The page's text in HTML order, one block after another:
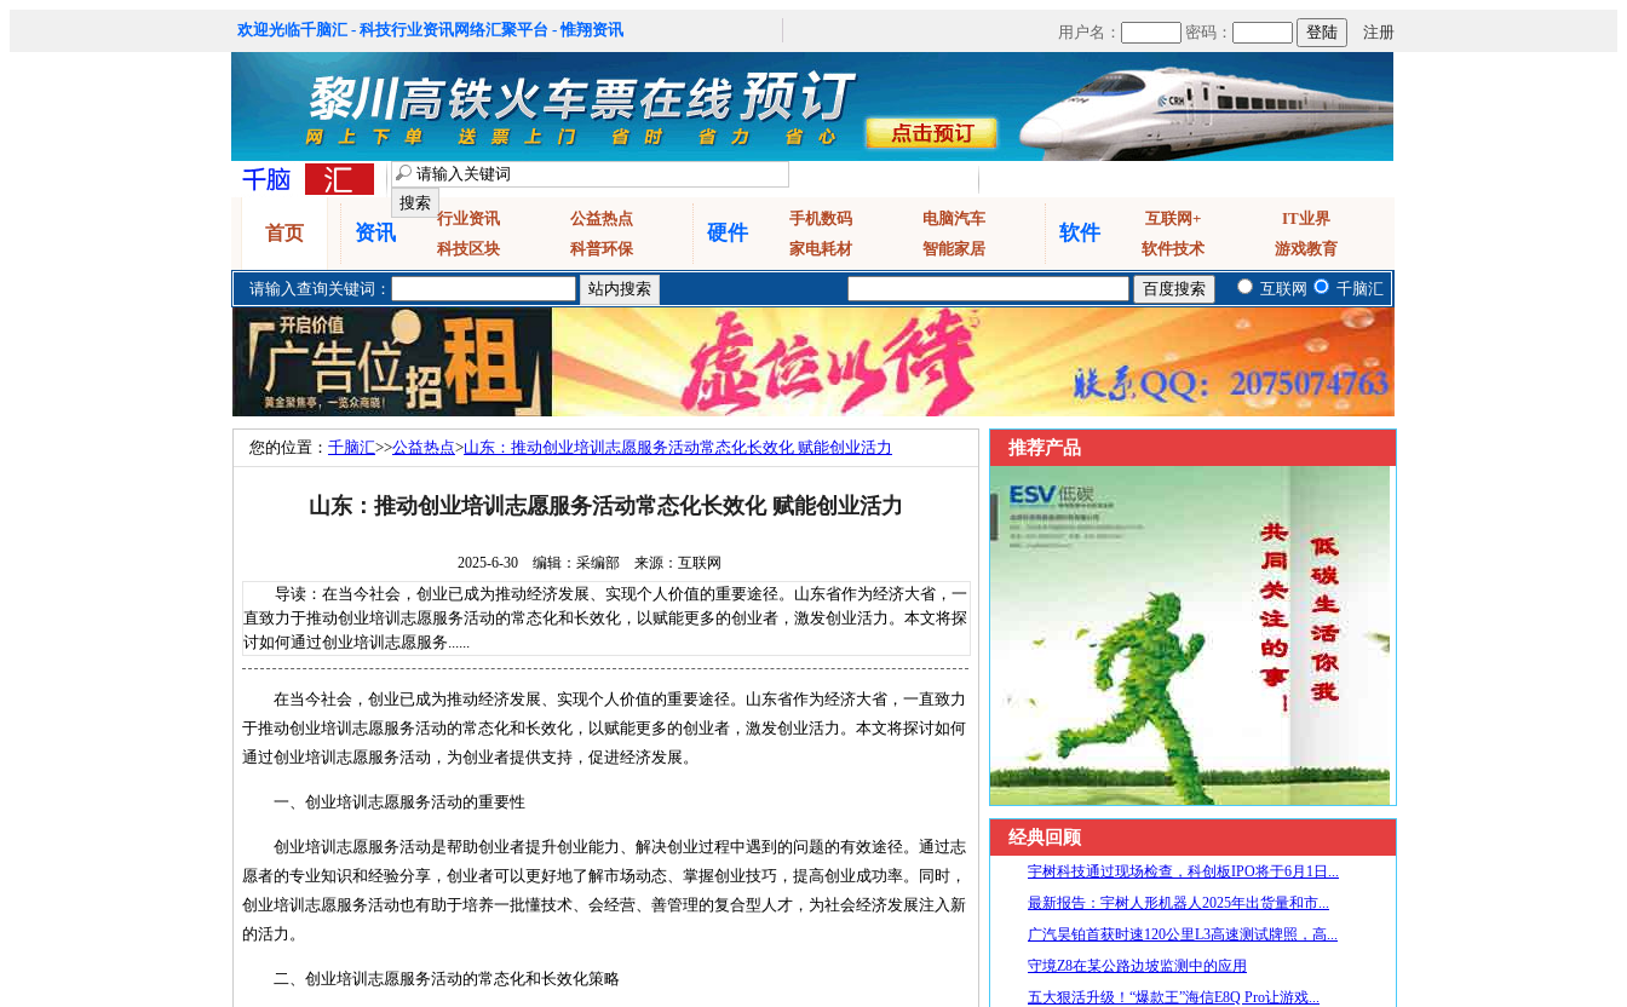
欢迎光临千脑汇 - 科技行业资讯网络汇聚平台 - 惟翔资讯 用户名： 密码： 注册
首页 资讯
行业资讯
公益热点
科技区块
科普环保
硬件
手机数码
电脑汽车
家电耗材
智能家居
软件
互联网+
IT业界
软件技术
游戏教育
请输入查询关键词： 互联网 千脑汇
您的位置： 千脑汇>>公益热点>山东：推动创业培训志愿服务活动常态化长效化 赋能创业活力
山东：推动创业培训志愿服务活动常态化长效化 赋能创业活力
2025-6-30 编辑：采编部 来源：互联网
导读：在当今社会，创业已成为推动经济发展、实现个人价值的重要途径。山东省作为经济大省，一
直致力于推动创业培训志愿服务活动的常态化和长效化，以赋能更多的创业者，激发创业活力。本文将探
讨如何通过创业培训志愿服务......
在当今社会，创业已成为推动经济发展、实现个人价值的重要途径。山东省作为经济大省，一直致力
于推动创业培训志愿服务活动的常态化和长效化，以赋能更多的创业者，激发创业活力。本文将探讨如何
通过创业培训志愿服务活动，为创业者提供支持，促进经济发展。
一、创业培训志愿服务活动的重要性
创业培训志愿服务活动是帮助创业者提升创业能力、解决创业过程中遇到的问题的有效途径。通过志
愿者的专业知识和经验分享，创业者可以更好地了解市场动态、掌握创业技巧，提高创业成功率。同时，
创业培训志愿服务活动也有助于培养一批懂技术、会经营、善管理的复合型人才，为社会经济发展注入新
的活力。
二、创业培训志愿服务活动的常态化和长效化策略
推荐产品
经典回顾
宇树科技通过现场检查，科创板IPO将于6月1日...
最新报告：宇树人形机器人2025年出货量和市...
广汽昊铂首获时速120公里L3高速测试牌照，高...
守境Z8在某公路边坡监测中的应用
五大狠活升级！“爆款王”海信E8Q Pro让游戏...